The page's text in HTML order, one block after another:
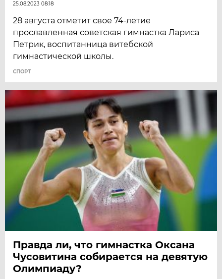
25.08.2023 08:18
28 августа отметит свое 74-летие
прославленная советская гимнастка Лариса
Петрик, воспитанница витебской
гимнастической школы.
СПОРТ
Правда ли, что гимнастка Оксана
Чусовитина собирается на девятую
Олимпиаду?